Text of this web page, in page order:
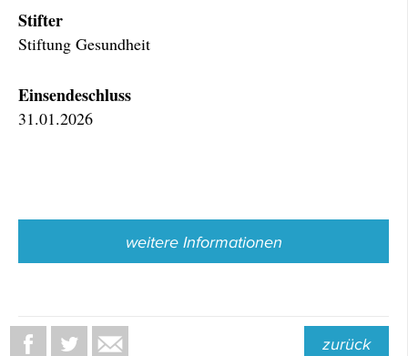
Stifter
Stiftung Gesundheit
Einsendeschluss
31.01.2026
weitere Informationen
zurück